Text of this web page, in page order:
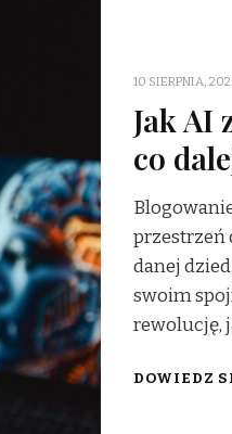
10 SIERPNIA,
Jak AI
co
przestrzeń
danej
swoim
rewolucję,
DOWIEDZ